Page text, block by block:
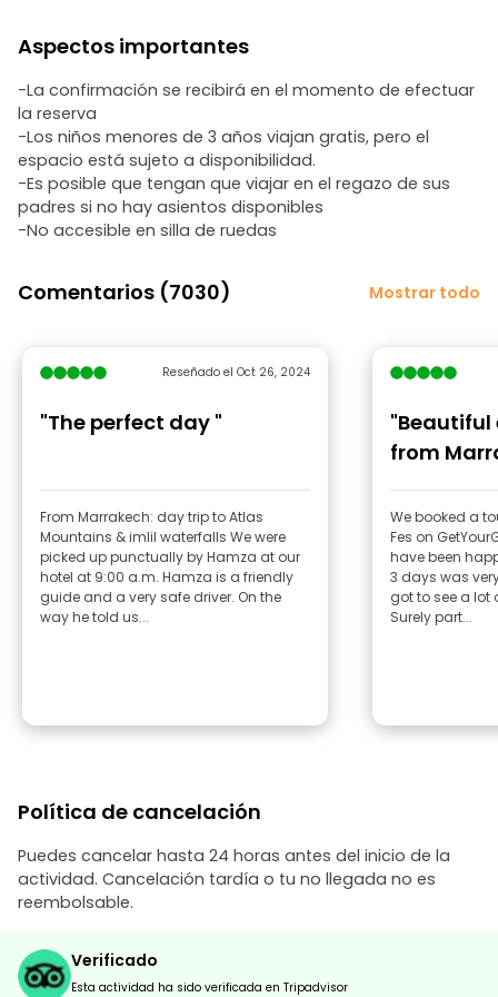
Aspectos importantes
-La confirmación se recibirá en el momento de efectuar
la reserva
-Los niños menores de 3 años viajan gratis, pero el
espacio está sujeto a disponibilidad.
-Es posible que tengan que viajar en el regazo de sus
padres si no hay asientos disponibles
-No accesible en silla de ruedas
Comentarios (7030) Mostrar todo
Reseñado el Oct 26, 2024
"The perfect day "
From Marrakech: day trip to Atlas
Mountains & imlil waterfalls We were
picked up punctually by Hamza at our
hotel at 9:00 a.m. Hamza is a friendly
guide and a very safe driver. On the
way he told us...
"Beautiful
from
We booked a
Fes on
have been
3 days was
got to see a lot
Surely part...
Política de cancelación
Puedes cancelar hasta 24 horas antes del inicio de la
actividad. Cancelación tardía o tu no llegada no es
reembolsable.
Verificado
Esta actividad ha sido verificada en Tripadvisor